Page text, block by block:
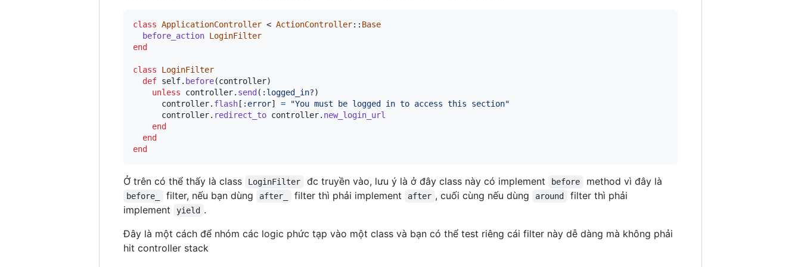
class ApplicationController < ActionController:: Base
before_action LoginFilter
end
class
LoginFilter
def self. before(controller)
unless
controller. send ( :logged_in?)
controller. flash [ :error] =
"You must be logged in to access this section"
controller. redirect_to controller. new_login_url
end
end
end
Ở trên có thể thấy là class LoginFilter đc truyền vào, lưu ý là ở đây class này có implement before method vì đây là
before_ filter, nếu bạn dùng after_ filter thì phải implement after , cuối cùng nếu dùng around
filter thì phải
implement
yield .
Đây là một cách để nhóm các logic phức tạp vào một class và bạn có thể test riêng cái filter này dễ dàng mà không phải
hit controller stack